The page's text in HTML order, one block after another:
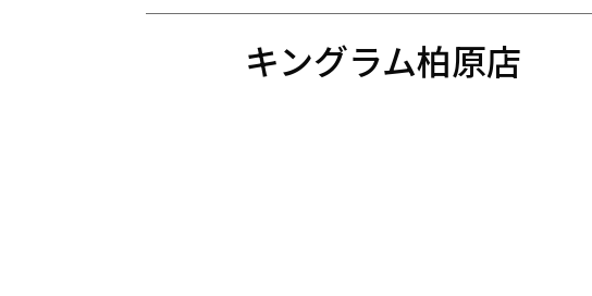
キングラム柏原店